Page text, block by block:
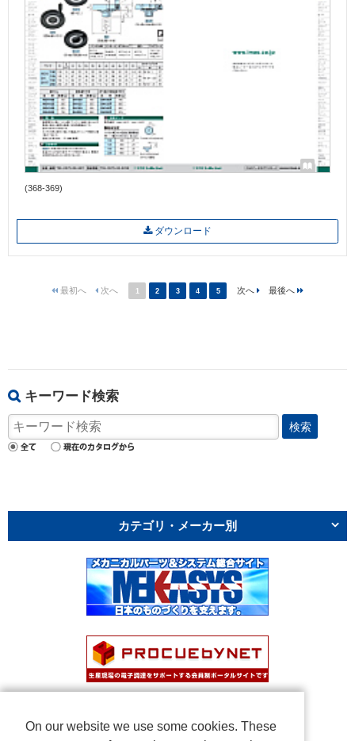
(368-369)
ダウンロード
1 2 3 4 5
キーワード検索
検索
カテゴリ・メーカー別
On our website we use some cookies. These